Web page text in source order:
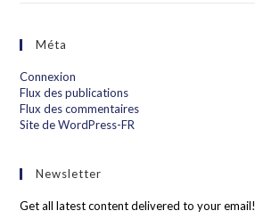
Méta
Connexion
Flux des publications
Flux des commentaires
Site de WordPress-FR
Newsletter
Get all latest content delivered to your email!